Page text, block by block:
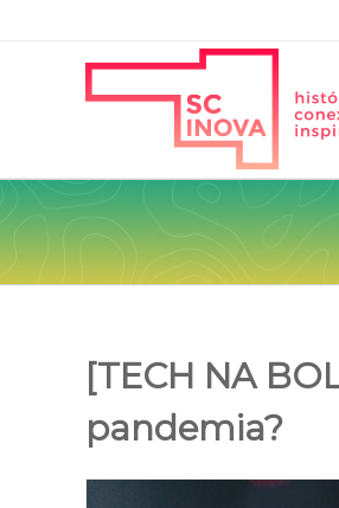
[TECH NA
pandemia?